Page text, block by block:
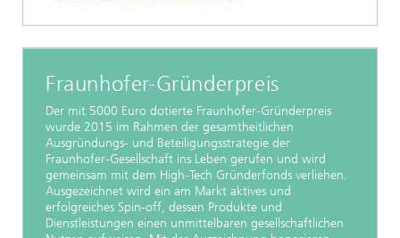
Fraunhofer-Gründerpreis
Der mit 5000 Euro dotierte Fraunhofer-Gründerpreis
wurde 2015 im Rahmen der gesamtheitlichen
Ausgründungs- und Beteiligungsstrategie der
Fraunhofer-Gesellschaft ins Leben gerufen und wird
gemeinsam mit dem High-Tech Gründerfonds verliehen.
Ausgezeichnet wird ein am Markt aktives und
erfolgreiches Spin-off, dessen Produkte und
Dienstleistungen einen unmittelbaren gesellschaftlichen